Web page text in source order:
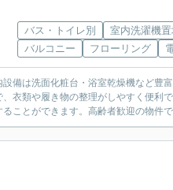
バス・トイレ別 室内洗濯機
バルコニー
フローリング
備は洗面化粧台・浴室乾燥機など豊
衣類や履き物の整理がしやすく便利
ことができます。高齢者歓迎の物件